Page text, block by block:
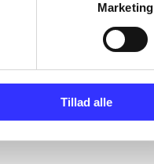
Marketing
Tillad alle